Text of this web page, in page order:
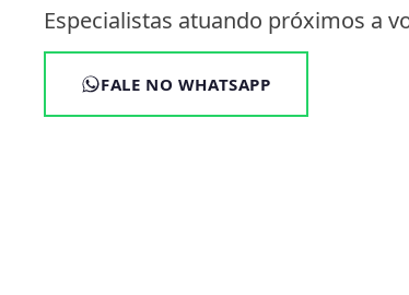
Especialistas atuando próximos a
FALE NO WHATSAPP